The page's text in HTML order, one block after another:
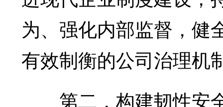
为、强化内部监督，健
有效制衡的公司治理机
第二，构建韧性安